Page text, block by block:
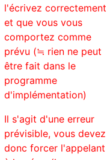
l'écrivez correctement
et que vous vous
comportez comme
prévu (≒ rien ne peut
être fait dans le
programme
d'implémentation)
Il s'agit d'une erreur
prévisible, vous devez
donc forcer l'appelant